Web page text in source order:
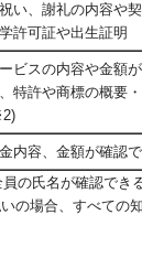
い、謝礼の内容や
許可証や出生証明
ビスの内容や金額
特許や商標の概要
内容、金額が確認
の氏名が確認でき
の場合、すべての